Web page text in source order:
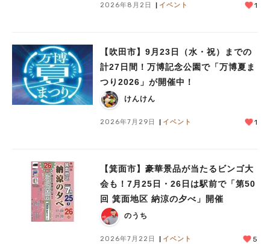
2026年8月2日 イベント 1
【吹田市】9月23日（水・祝）までの
計27日間！万博記念公園で「万博夏ま
つり2026」が開催中！
けんけん
2026年7月29日 イベント 1
【箕面市】豪華景品が当たるビンゴ大
会も！7月25日・26日は駅前で「第50
回 箕面地区 納涼の夕べ」開催
のうち
2026年7月22日 イベント 5